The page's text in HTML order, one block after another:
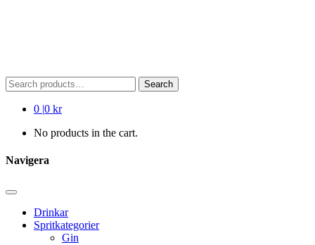
Search
for:
Search
0 |0 kr
No products in the cart.
Navigera
Drinkar
Spritkategorier
Gin